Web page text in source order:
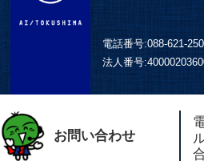
電話番号:088-621-
法人番号:
お問い合わせ